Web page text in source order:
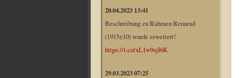
20.04.2023 13:41
Beschreibung zu Rahmen Rennrad
(1915±10) wurde erweitert!
https://t.co/xL1w9sjI6K
29.03.2023 07:25